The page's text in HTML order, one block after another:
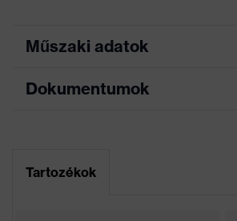
Műszaki adatok
Keresőszín (szűrő)
Dokumentumok
Adatlap
Tartozékok